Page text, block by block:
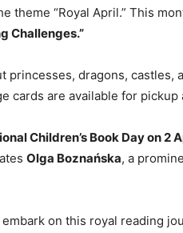
theme “Royal April.” This
Challenges.”
princesses, dragons, castles,
cards are available for pickup
Children’s Book Day on 2
Olga Boznańska, a
on this royal reading